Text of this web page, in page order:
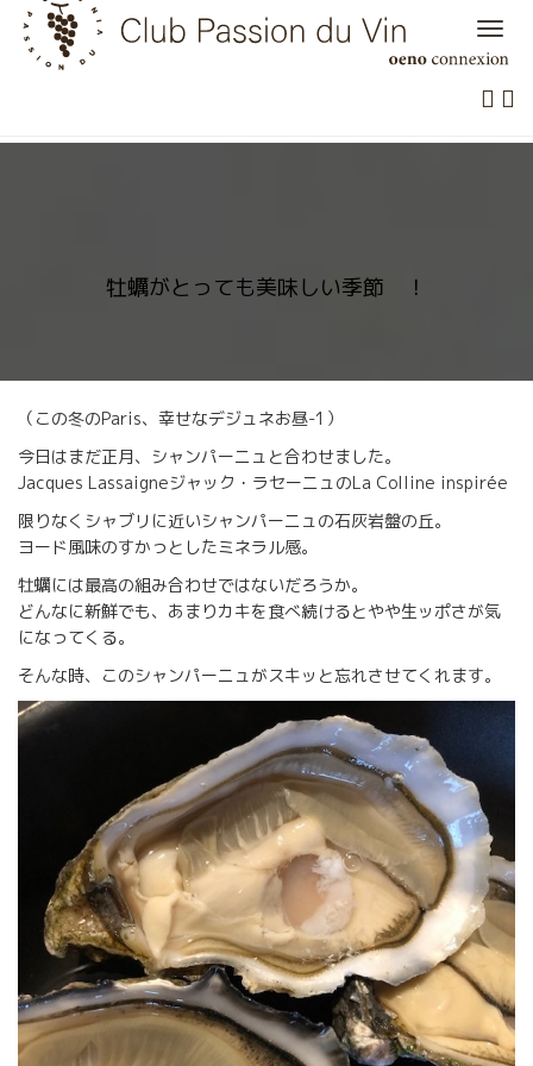
Skip
content
牡蠣がとっても美味しい季節 ！
（この冬のParis、幸せなデジュネお昼-1）
今日はまだ正月、シャンパーニュと合わせました。
Jacques Lassaigneジャック・ラセーニュのLa Colline inspirée
限りなくシャブリに近いシャンパーニュの石灰岩盤の丘。
ヨード風味のすかっとしたミネラル感。
牡蠣には最高の組み合わせではないだろうか。
どんなに新鮮でも、あまりカキを食べ続けるとやや生ッポさが気
になってくる。
そんな時、このシャンパーニュがスキッと忘れさせてくれます。